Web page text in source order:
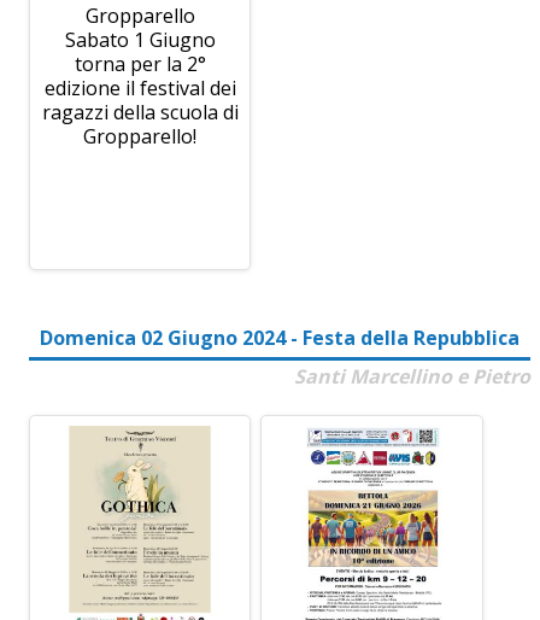
Gropparello
Sabato 1 Giugno
torna per la 2°
edizione il festival dei
ragazzi della scuola di
Gropparello!
Domenica 02 Giugno 2024 - Festa della Repubblica
Santi Marcellino e Pietro